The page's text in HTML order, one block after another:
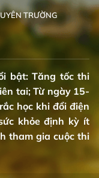
TRƯỜNG
bật: Tăng tốc thi
tai; Từ ngày 15-
học khi đổi điện
khỏe định kỳ ít
tham gia cuộc thi